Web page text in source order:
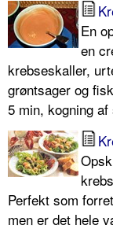
En
en
krebseskaller,
grøntsager og
5 min, kogning
Perfekt som
men er det hele